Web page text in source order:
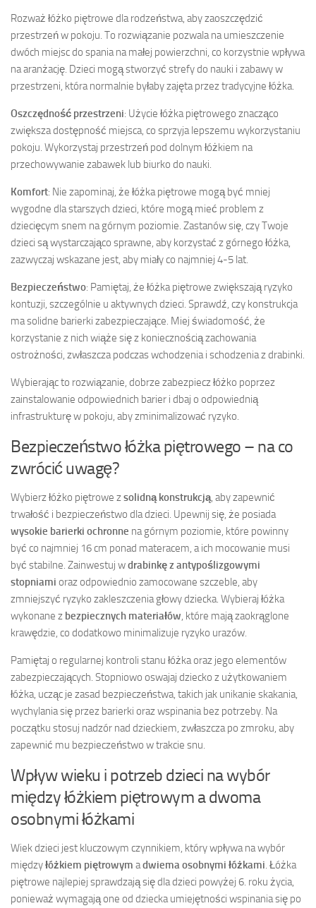
Rozważ łóżko piętrowe dla rodzeństwa, aby zaoszczędzić
przestrzeń w pokoju. To rozwiązanie pozwala na umieszczenie
dwóch miejsc do spania na małej powierzchni, co korzystnie wpływa
na aranżację. Dzieci mogą stworzyć strefy do nauki i zabawy w
przestrzeni, która normalnie byłaby zajęta przez tradycyjne łóżka.
Oszczędność przestrzeni: Użycie łóżka piętrowego znacząco
zwiększa dostępność miejsca, co sprzyja lepszemu wykorzystaniu
pokoju. Wykorzystaj przestrzeń pod dolnym łóżkiem na
przechowywanie zabawek lub biurko do nauki.
Komfort: Nie zapominaj, że łóżka piętrowe mogą być mniej
wygodne dla starszych dzieci, które mogą mieć problem z
dziecięcym snem na górnym poziomie. Zastanów się, czy Twoje
dzieci są wystarczająco sprawne, aby korzystać z górnego łóżka,
zazwyczaj wskazane jest, aby miały co najmniej 4-5 lat.
Bezpieczeństwo: Pamiętaj, że łóżka piętrowe zwiększają ryzyko
kontuzji, szczególnie u aktywnych dzieci. Sprawdź, czy konstrukcja
ma solidne barierki zabezpieczające. Miej świadomość, że
korzystanie z nich wiąże się z koniecznością zachowania
ostrożności, zwłaszcza podczas wchodzenia i schodzenia z drabinki.
Wybierając to rozwiązanie, dobrze zabezpiecz łóżko poprzez
zainstalowanie odpowiednich barier i dbaj o odpowiednią
infrastrukturę w pokoju, aby zminimalizować ryzyko.
Bezpieczeństwo łóżka piętrowego – na co
zwrócić uwagę?
Wybierz łóżko piętrowe zsolidną konstrukcją , aby zapewnić
trwałość i bezpieczeństwo dla dzieci. Upewnij się, że posiada
wysokie barierki ochronne na górnym poziomie, które powinny
być co najmniej 16 cm ponad materacem, a ich mocowanie musi
być stabilne. Zainwestuj wdrabinkę z antypoślizgowymi
stopniami oraz odpowiednio zamocowane szczeble, aby
zmniejszyć ryzyko zakleszczenia głowy dziecka. Wybieraj łóżka
wykonane z bezpiecznych materiałów , które mają zaokrąglone
krawędzie, co dodatkowo minimalizuje ryzyko urazów.
Pamiętaj o regularnej kontroli stanu łóżka oraz jego elementów
zabezpieczających. Stopniowo oswajaj dziecko z użytkowaniem
łóżka, ucząc je zasad bezpieczeństwa, takich jak unikanie skakania,
wychylania się przez barierki oraz wspinania bez potrzeby. Na
początku stosuj nadzór nad dzieckiem, zwłaszcza po zmroku, aby
zapewnić mu bezpieczeństwo w trakcie snu.
Wpływ wieku i potrzeb dzieci na wybór
między łóżkiem piętrowym a dwoma
osobnymi łóżkami
Wiek dzieci jest kluczowym czynnikiem, który wpływa na wybór
międzyłóżkiem piętrowym adwiema osobnymi łóżkami . Łóżka
piętrowe najlepiej sprawdzają się dla dzieci powyżej 6. roku życia,
ponieważ wymagają one od dziecka umiejętności wspinania się po